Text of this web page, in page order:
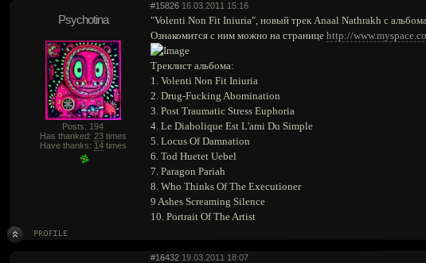
#15826 16.03.2011 15:16
Psychotina
Posts: 194
Has thanked: 23times
Have thanks: 14times
"Volenti Non Fit Iniuria", новый трек Anaal Nathrakh с
Ознакомится с ним можно на странице http://
Треклист альбома:
1. Volenti Non Fit Iniuria
2. Drug-Fucking Abomination
3. Post Traumatic Stress Euphoria
4. Le Diabolique Est L'ami Du Simple
5. Locus Of Damnation
6. Tod Huetet Uebel
7. Paragon Pariah
8. Who Thinks Of The Executioner
9 Ashes Screaming Silence
10. Portrait Of The Artist
#16432 19.03.2011 18:07